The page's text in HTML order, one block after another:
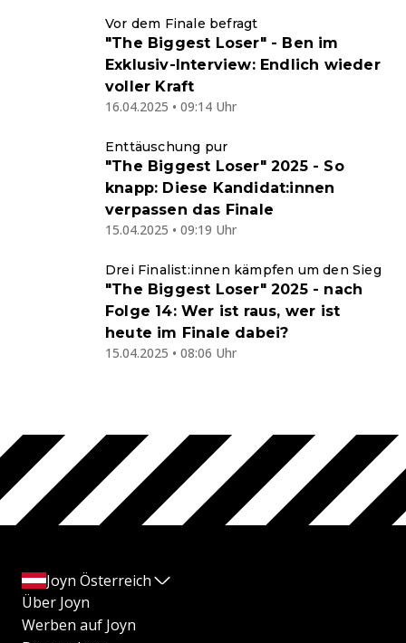
Vor dem Finale befragt
"The Biggest Loser" - Ben im
Exklusiv-Interview: Endlich wieder
voller Kraft
16.04.2025 • 09:14 Uhr
Enttäuschung pur
"The Biggest Loser" 2025 - So
knapp: Diese Kandidat:innen
verpassen das Finale
15.04.2025 • 09:19 Uhr
Drei Finalist:innen kämpfen um den Sieg
"The Biggest Loser" 2025 - nach
Folge 14: Wer ist raus, wer ist
heute im Finale dabei?
15.04.2025 • 08:06 Uhr
Joyn Österreich
Über Joyn
Werben auf Joyn